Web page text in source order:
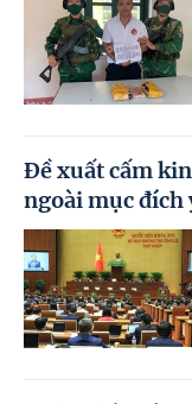
Đề xuất cấm
ngoài mục đích